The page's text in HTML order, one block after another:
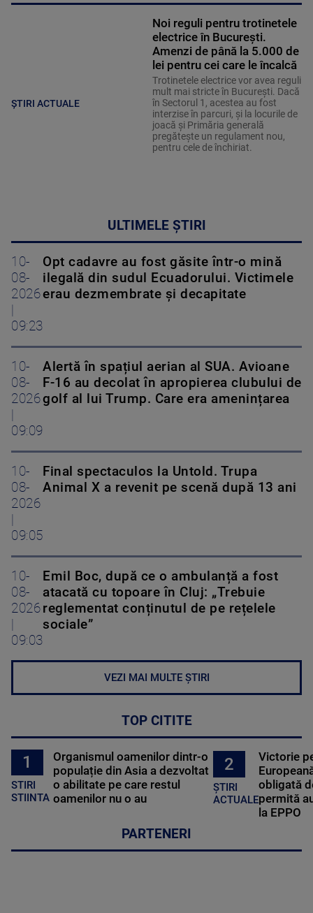
ȘTIRI ACTUALE
Noi reguli pentru trotinetele
electrice în București.
Amenzi de până la 5.000 de
lei pentru cei care le încalcă
Trotinetele electrice vor avea reguli
mult mai stricte în București. Dacă
în Sectorul 1, acestea au fost
interzise în parcuri, și la locurile de
joacă și Primăria generală
pregătește un regulament nou,
pentru cele de închiriat.
ULTIMELE ȘTIRI
10-
08-
2026
|
09:23
Opt cadavre au fost găsite într-o mină
ilegală din sudul Ecuadorului. Victimele
erau dezmembrate și decapitate
10-
08-
2026
|
09:09
Alertă în spațiul aerian al SUA. Avioane
F-16 au decolat în apropierea clubului de
golf al lui Trump. Care era amenințarea
10-
08-
2026
|
09:05
Final spectaculos la Untold. Trupa
Animal X a revenit pe scenă după 13 ani
10-
08-
2026
|
09:03
Emil Boc, după ce o ambulanță a fost
atacată cu topoare în Cluj: „Trebuie
reglementat conținutul de pe rețelele
sociale”
VEZI MAI MULTE ȘTIRI
TOP CITITE
1
STIRI
STIINTA
Organismul oamenilor dintr-o
populație din Asia a dezvoltat
o abilitate pe care restul
oamenilor nu o au
2
ȘTIRI
ACTUALE
Victorie
obligată
permită
la EPPO
PARTENERI